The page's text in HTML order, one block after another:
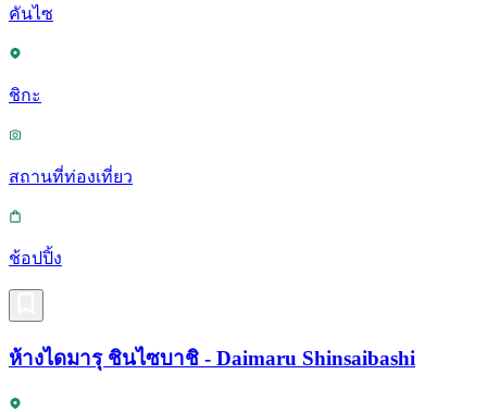
คันไซ
ชิกะ
สถานที่ท่องเที่ยว
ช้อปปิ้ง
ห้างไดมารุ ชินไซบาชิ - Daimaru Shinsaibashi